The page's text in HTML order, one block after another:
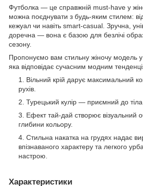
Футболка — це справжній must-have у
можна поєднувати з будь-яким стилем:
кежуал чи навіть smart-casual. Зручна,
доречна — вона є базою для безлічі
сезону.
Пропонуємо вам стильну жіночу модель у
яка відповідає сучасним модним
Вільний крій дарує максимальний
рухів.
Турецький кулір — приємний до
Ефект тай-дай створює візуальний
глибини кольору.
Стильна накатка на грудях надає
впізнаваного характеру та легкого
настрою.
Характеристики